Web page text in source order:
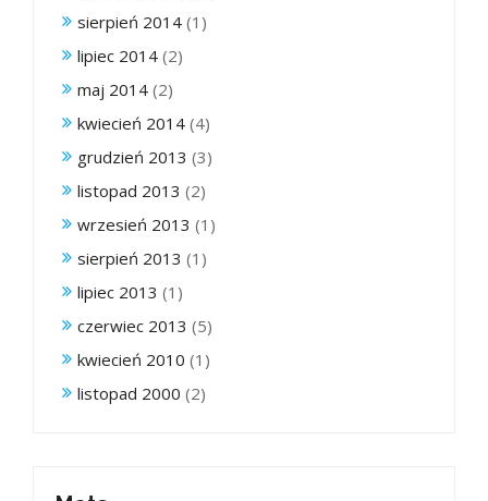
sierpień 2014 (1)
lipiec 2014 (2)
maj 2014 (2)
kwiecień 2014 (4)
grudzień 2013 (3)
listopad 2013 (2)
wrzesień 2013 (1)
sierpień 2013 (1)
lipiec 2013 (1)
czerwiec 2013 (5)
kwiecień 2010 (1)
listopad 2000 (2)